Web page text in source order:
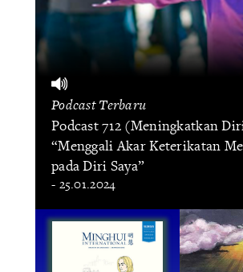
Podcast Terbaru
Podcast 712 (Meningkatkan
“Menggali Akar Keterikatan
pada Diri Saya”
- 25.01.2024